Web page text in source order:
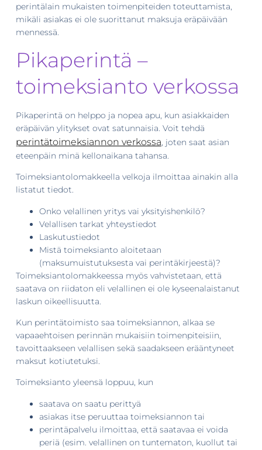
perintälain mukaisten toimenpiteiden toteuttamista,
mikäli asiakas ei ole suorittanut maksuja eräpäivään
mennessä.
Pikaperintä –
toimeksianto verkossa
Pikaperintä on helppo ja nopea apu, kun asiakkaiden
eräpäivän ylitykset ovat satunnaisia. Voit tehdä
perintätoimeksiannon verkossa, joten saat asian
eteenpäin minä kellonaikana tahansa.
Toimeksiantolomakkeella velkoja ilmoittaa ainakin alla
listatut tiedot.
Onko velallinen yritys vai yksityishenkilö?
Velallisen tarkat yhteystiedot
Laskutustiedot
Mistä toimeksianto aloitetaan
(maksumuistutuksesta vai perintäkirjeestä)?
Toimeksiantolomakkeessa myös vahvistetaan, että
saatava on riidaton eli velallinen ei ole kyseenalaistanut
laskun oikeellisuutta.
Kun perintätoimisto saa toimeksiannon, alkaa se
vapaaehtoisen perinnän mukaisiin toimenpiteisiin,
tavoittaakseen velallisen sekä saadakseen erääntyneet
maksut kotiutetuksi.
Toimeksianto yleensä loppuu, kun
saatava on saatu perittyä
asiakas itse peruuttaa toimeksiannon tai
perintäpalvelu ilmoittaa, että saatavaa ei voida
periä (esim. velallinen on tuntematon, kuollut tai